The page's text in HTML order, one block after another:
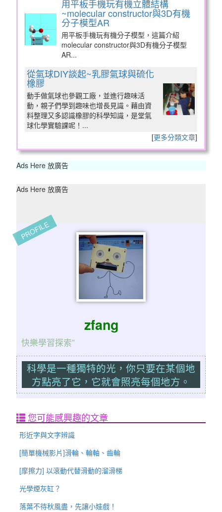
用平板手機玩有機立體結構
~molecular constructor與3D有機
分子模型AR
用平板手機玩有機分子模型，這篇介紹
molecular constructor與3D有機分子模型
AR...
從氣球DIY談起~乳膠氣球與硫化
橡膠
動手做氣球也參觀工廠，並進行趣味活
動，親子們學到趣味也增長見識。藉由資
料整理又多認識橡膠的科學知識，是堂氣
球化學實驗課呢！...
[更多分類文章]
Ads Here 放廣告
Ads Here 放廣告
PROFILE
zfang
快樂學習探索”
科學是一種獨特的光，你只要在某個地
方點亮了它，它就會照亮每個地方。
您可能感興趣的文章
形近字與文字辨識
[簡單機械影片]滑輪、輪軸、齒輪
[摩擦力] 以滾動代替滑動的溜滑梯
光學煙灰缸？
落葉不待秋風盡，先讓小娃戲！